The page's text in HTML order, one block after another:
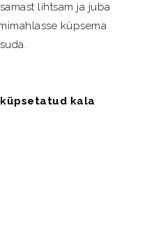
lihtsam ja juba
küpsema
kala